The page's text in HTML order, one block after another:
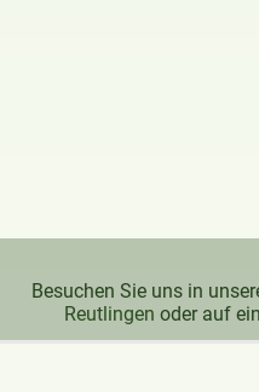
Besuchen Sie uns in
Reutlingen oder auf